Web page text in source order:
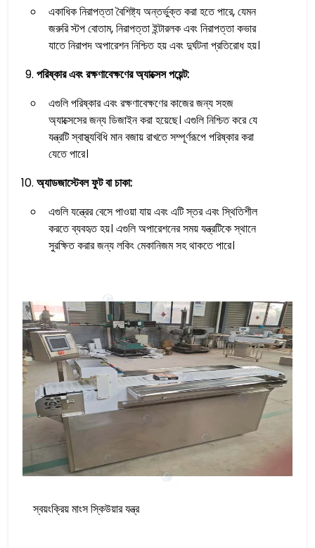
একাধিক নিরাপত্তা বৈশিষ্ট্য অন্তর্ভুক্ত করা হতে পারে, যেমন
জরুরি স্টপ বোতাম, নিরাপত্তা ইন্টারলক এবং নিরাপত্তা কভার
যাতে নিরাপদ অপারেশন নিশ্চিত হয় এবং দুর্ঘটনা প্রতিরোধ হয়।
পরিষ্কার এবং রক্ষণাবেক্ষণের অ্যাক্সেস পয়েন্ট:
এগুলি পরিষ্কার এবং রক্ষণাবেক্ষণের কাজের জন্য সহজ
অ্যাক্সেসের জন্য ডিজাইন করা হয়েছে। এগুলি নিশ্চিত করে যে
যন্ত্রটি স্বাস্থ্যবিধি মান বজায় রাখতে সম্পূর্ণরূপে পরিষ্কার করা
যেতে পারে।
অ্যাডজাস্টেবল ফুট বা চাকা:
এগুলি যন্ত্রের বেসে পাওয়া যায় এবং এটি স্তর এবং স্থিতিশীল
করতে ব্যবহৃত হয়। এগুলি অপারেশনের সময় যন্ত্রটিকে স্থানে
সুরক্ষিত করার জন্য লকিং মেকানিজম সহ থাকতে পারে।
স্বয়ংক্রিয় মাংস স্কিউয়ার যন্ত্র